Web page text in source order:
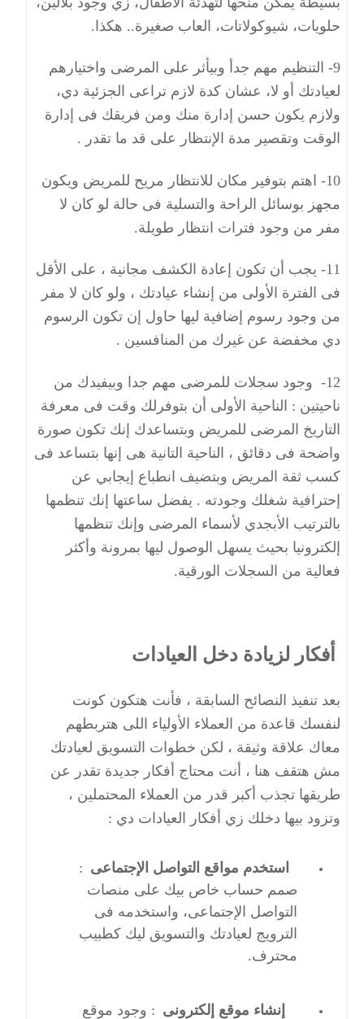
حلويات، شيوكولاتات، العاب صغيرة.. هكذا.
9- التنظيم مهم جدأ وبيأثر على المرضى واختيارهم
لعيادتك أو لا، عشان كدة لازم تراعى الجزئية دي،
ولازم يكون حسن إدارة منك ومن فريقك فى إدارة
الوقت وتقصير مدة الإنتظار على قد ما تقدر .
10- اهتم بتوفير مكان للانتظار مريح للمريض ويكون
مجهز بوسائل الراحة والتسلية فى حالة لو كان لا
مفر من وجود فترات انتظار طويلة.
11- يجب أن تكون إعادة الكشف مجانية ، على الأقل
فى الفترة الأولى من إنشاء عيادتك ، ولو كان لا مفر
من وجود رسوم إضافية ليها حاول إن تكون الرسوم
دي مخفضة عن غيرك من المنافسين .
12- وجود سجلات للمرضى مهم جدا وبيفيدك من
ناحيتين : الناحية الأولى أن بتوفرلك وقت فى معرفة
التاريخ المرضى للمريض وبتساعدك إنك تكون صورة
واضحة فى دقائق ، الناحية التانية هى إنها بتساعد فى
كسب ثقة المريض وبتضيف انطباع إيجابي عن
إحترافية شغلك وجودته . يفضل ساعتها إنك تنظمها
بالترتيب الأبجدي لأسماء المرضى وإنك تنظمها
إلكترونيا بحيث يسهل الوصول ليها بمرونة وأكثر
فعالية من السجلات الورقية.
أفكار لزيادة دخل العيادات
بعد تنفيذ النصائح السابقة ، فأنت هتكون كونت
لنفسك قاعدة من العملاء الأولياء اللى هتربطهم
معاك علاقة وثيقة ، لكن خطوات التسويق لعيادتك
مش هتقف هنا ، أنت محتاج أفكار جديدة تقدر عن
طريقها تجذب أكبر قدر من العملاء المحتملين ،
وتزود بيها دخلك زي أفكار العيادات دي :
استخدم مواقع التواصل الإجتماعى :
صمم حساب خاص بيك على منصات
التواصل الإجتماعى، واستخدمه فى
الترويج لعيادتك والتسويق ليك كطبيب
محترف.
إنشاء موقع إلكترونى : وجود موقع